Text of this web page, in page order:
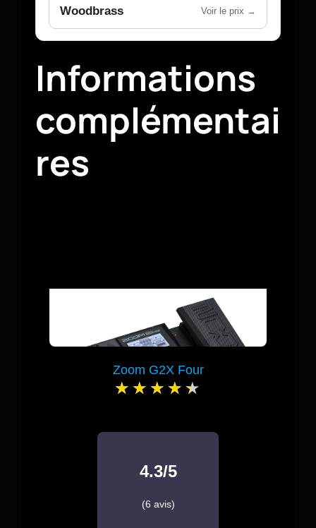
Woodbrass Voir le prix →
Informations
complémentai
res
Zoom G2X Four
4.3/5
(6 avis)